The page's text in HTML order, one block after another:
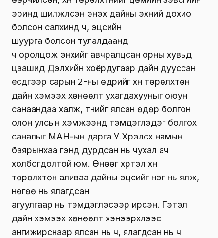
эринд шилжүүлсэн энэхүү дайны эхний дохио
болсон салхинд ч, эцсийн
шуурга болсон тулалдаанд
ч оролцож энхийг авчралцсан орны хувьд
цаашид Дэлхийн хоёрдугаар дайн дууссан
есдүгээр сарын 2-ны өдрийг хүн төрөлхтөн
дайн хэмээх хөнөөлт ухагдахууныг оюун
санаандаа халж, түүнийг ялсан өдөр болгон
олон улсын хэмжээнд тэмдэглэдэг болгох
саналыг МАН-ын дарга У.Хүрэлсүх намын
баярынхаа үгэнд дурдсан нь чухал ач
холбогдолтой юм. Өнөөг хүртэл хүн
төрөлхтөн аливаа дайны эцсийг нэг нь ялж,
нөгөө нь ялагдсан
агуулгаар нь тэмдэглэсээр ирсэн. Гэтэл
дайн хэмээх хөнөөлт хэнээрхлээс
ангижирснаар ялсан нь ч, ялагдсан нь ч